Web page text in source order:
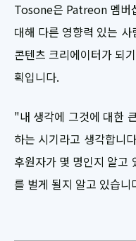
Tosone은 Patreon 멤버
대해 다른 영향력 있는
콘텐츠 크리에이터가 되
획입니다.
"내 생각에 그것에 대한
하는 시기라고 생각합니
후원자가 몇 명인지 알고
를 벌게 될지 알고 있습